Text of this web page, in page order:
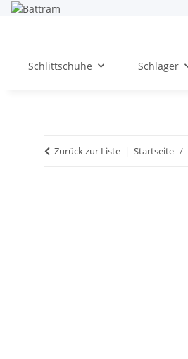
Schlittschuhe Schläger
Zurück zur Liste Startseite